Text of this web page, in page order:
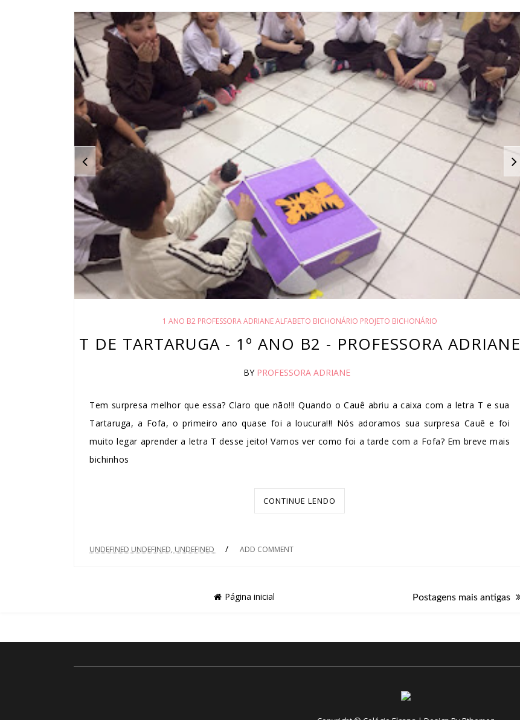
1 ANO B2 PROFESSORA ADRIANE ALFABETO BICHONÁRIO PROJETO BICHONÁRIO
T DE TARTARUGA - 1º ANO B2 - PROFESSORA ADRIANE
BY PROFESSORA ADRIANE
Tem surpresa melhor que essa? Claro que não!!! Quando o Cauê abriu a caixa com a letra T e sua
Tartaruga, a Fofa, o primeiro ano quase foi a loucura!!! Nós adoramos sua surpresa Cauê e foi
muito legar aprender a letra T desse jeito! Vamos ver como foi a tarde com a Fofa? Em breve mais
bichinhos
CONTINUE LENDO
UNDEFINED UNDEFINED, UNDEFINED / ADD COMMENT
Postagens mais antigas
Página inicial